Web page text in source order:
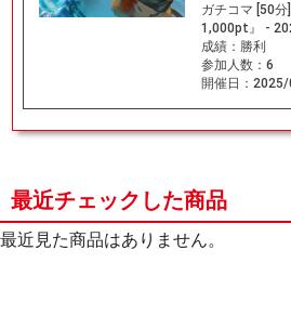
ガチコマ [50
1,000pt』 -
成績： 勝利
参加人数： 6
開催日：
最近チェックした商品
最近見た商品はありません。